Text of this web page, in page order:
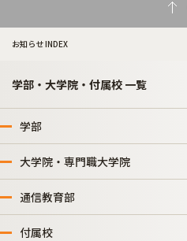
お知らせ INDEX
学部・大学院・付属校 一覧
学部
大学院・専門職大学院
通信教育部
付属校